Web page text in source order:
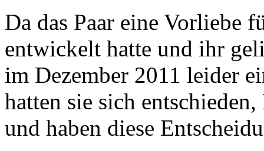
Da das Paar eine Vorliebe
entwickelt hatte und ihr
im Dezember 2011 leider
hatten sie sich
und haben diese